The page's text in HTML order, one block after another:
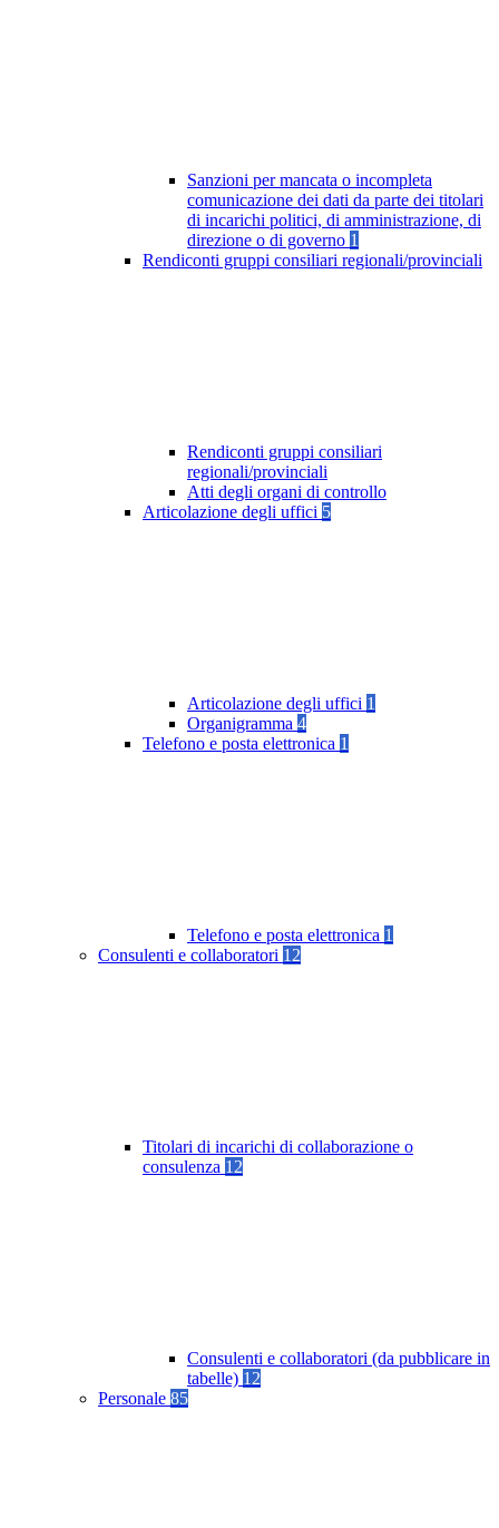
Sanzioni per mancata o incompleta
comunicazione dei dati da parte dei titolari
di incarichi politici, di amministrazione, di
direzione o di governo 1
Rendiconti gruppi consiliari regionali/provinciali
Rendiconti gruppi consiliari
regionali/provinciali
Atti degli organi di controllo
Articolazione degli uffici 5
Articolazione degli uffici 1
Organigramma 4
Telefono e posta elettronica 1
Telefono e posta elettronica 1
Consulenti e collaboratori 12
Titolari di incarichi di collaborazione o
consulenza 12
Consulenti e collaboratori (da pubblicare in
tabelle) 12
Personale 85